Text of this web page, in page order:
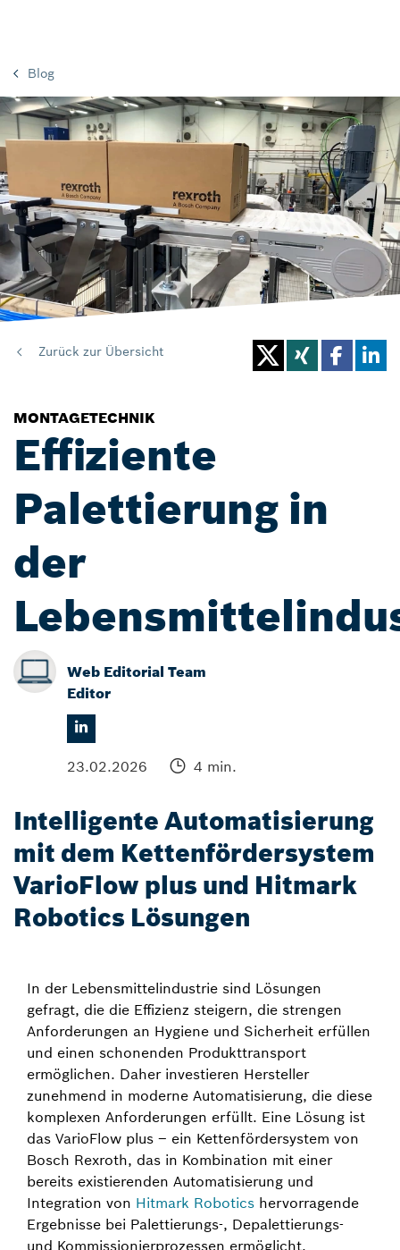
Blog
Zurück zur Übersicht
MONTAGETECHNIK
Effiziente
Palettierung in
der
Web Editorial Team
Editor
23.02.2026 4 min.
Intelligente Automatisierung
mit dem Kettenfördersystem
VarioFlow plus und Hitmark
Robotics Lösungen
In der Lebensmittelindustrie sind Lösungen
gefragt, die die Effizienz steigern, die strengen
Anforderungen an Hygiene und Sicherheit erfüllen
und einen schonenden Produkttransport
ermöglichen. Daher investieren Hersteller
zunehmend in moderne Automatisierung, die diese
komplexen Anforderungen erfüllt. Eine Lösung ist
das VarioFlow plus – ein Kettenfördersystem von
Bosch Rexroth, das in Kombination mit einer
bereits existierenden Automatisierung und
Integration von Hitmark Robotics hervorragende
Ergebnisse bei Palettierungs-, Depalettierungs-
und Kommissionierprozessen ermöglicht.